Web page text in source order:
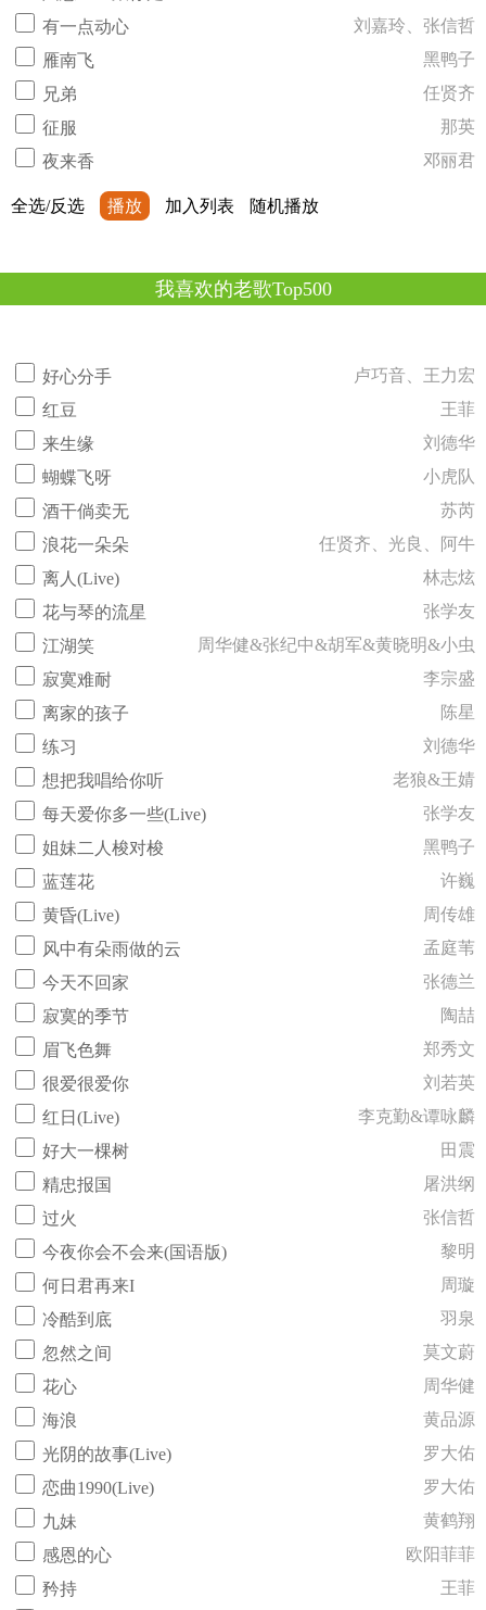
有一点动心
刘嘉玲、张信哲
雁南飞
黑鸭子
兄弟
任贤齐
征服
那英
夜来香
邓丽君
全选/反选 播放 加入列表 随机播放
我喜欢的老歌Top500
好心分手
卢巧音、王力宏
红豆
王菲
来生缘
刘德华
蝴蝶飞呀
小虎队
酒干倘卖无
苏芮
浪花一朵朵
任贤齐、光良、阿牛
离人(Live)
林志炫
花与琴的流星
张学友
江湖笑
周华健&张纪中&胡军&黄晓明&小虫
寂寞难耐
李宗盛
离家的孩子
陈星
练习
刘德华
想把我唱给你听
老狼&王婧
每天爱你多一些(Live)
张学友
姐妹二人梭对梭
黑鸭子
蓝莲花
许巍
黄昏(Live)
周传雄
风中有朵雨做的云
孟庭苇
今天不回家
张德兰
寂寞的季节
陶喆
眉飞色舞
郑秀文
很爱很爱你
刘若英
红日(Live)
李克勤&谭咏麟
好大一棵树
田震
精忠报国
屠洪纲
过火
张信哲
今夜你会不会来(国语版)
黎明
何日君再来I
周璇
冷酷到底
羽泉
忽然之间
莫文蔚
花心
周华健
海浪
黄品源
光阴的故事(Live)
罗大佑
恋曲1990(Live)
罗大佑
九妹
黄鹤翔
感恩的心
欧阳菲菲
矜持
王菲